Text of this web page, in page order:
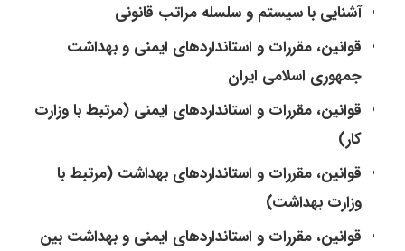
آشنایی با سیستم و سلسله مراتب قانونی
قوانین، مقررات و استانداردهای ایمنی و بهداشت
جمهوری اسلامی ایران
قوانین، مقررات و استانداردهای ایمنی (مرتبط با وزارت
کار)
قوانین، مقررات و استانداردهای بهداشت (مرتبط با
وزارت بهداشت)
قوانین، مقررات و استانداردهای ایمنی و بهداشت بین